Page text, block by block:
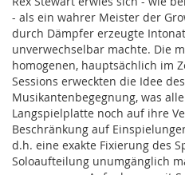
- als ein wahrer Meister der
durch Dämpfer erzeugte
unverwechselbar machte. Die
homogenen, hauptsächlich im
Sessions erweckten die Idee
Musikantenbegegnung, was
Langspielplatte noch auf ihre
Beschränkung auf
d.h. eine exakte Fixierung des
Soloaufteilung unumgänglich